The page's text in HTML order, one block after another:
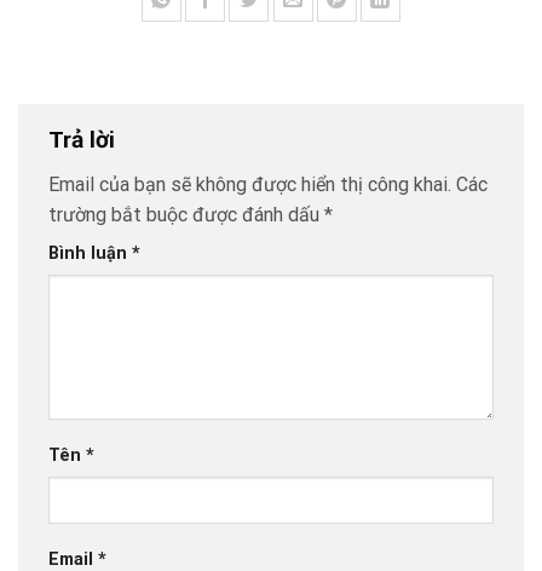
Trả lời
Email của bạn sẽ không được hiển thị công khai. Các
trường bắt buộc được đánh dấu *
Bình luận *
Tên *
Email *